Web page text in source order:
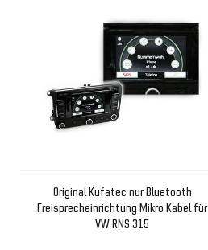
Original Kufatec nur Bluetooth
Freisprecheinrichtung Mikro Kabel für
VW RNS 315